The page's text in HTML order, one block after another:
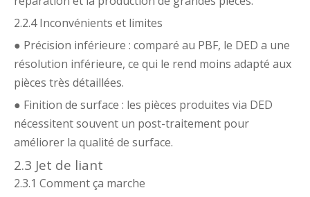
2.2.4 Inconvénients et limites
● Précision inférieure : comparé au PBF, le DED a une
résolution inférieure, ce qui le rend moins adapté aux
pièces très détaillées.
● Finition de surface : les pièces produites via DED
nécessitent souvent un post-traitement pour
améliorer la qualité de surface.
2.3 Jet de liant
2.3.1 Comment ça marche